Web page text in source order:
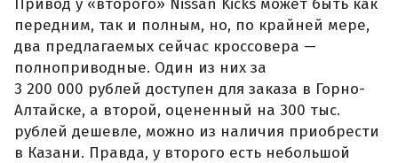
Привод у «второго» Nissan Kicks может быть как
передним, так и полным, но, по крайней мере,
два предлагаемых сейчас кроссовера —
полноприводные. Один из них за
3 200 000 рублей доступен для заказа в Горно-
Алтайске, а второй, оцененный на 300 тыс.
рублей дешевле, можно из наличия приобрести
в Казани. Правда, у второго есть небольшой